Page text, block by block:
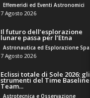
Effemeridi ed Eventi Astronomici
7 Agosto 2026
Il futuro dell’esplorazione
lunare passa per l’Etna
7 Agosto 2026
Eclissi totale di Sole 2026: gli
strumenti del Time Baseline
Team...
Astrotecnica e Osservazione